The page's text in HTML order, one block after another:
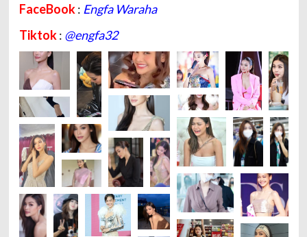
FaceBook: Engfa Waraha
Tiktok : @engfa32